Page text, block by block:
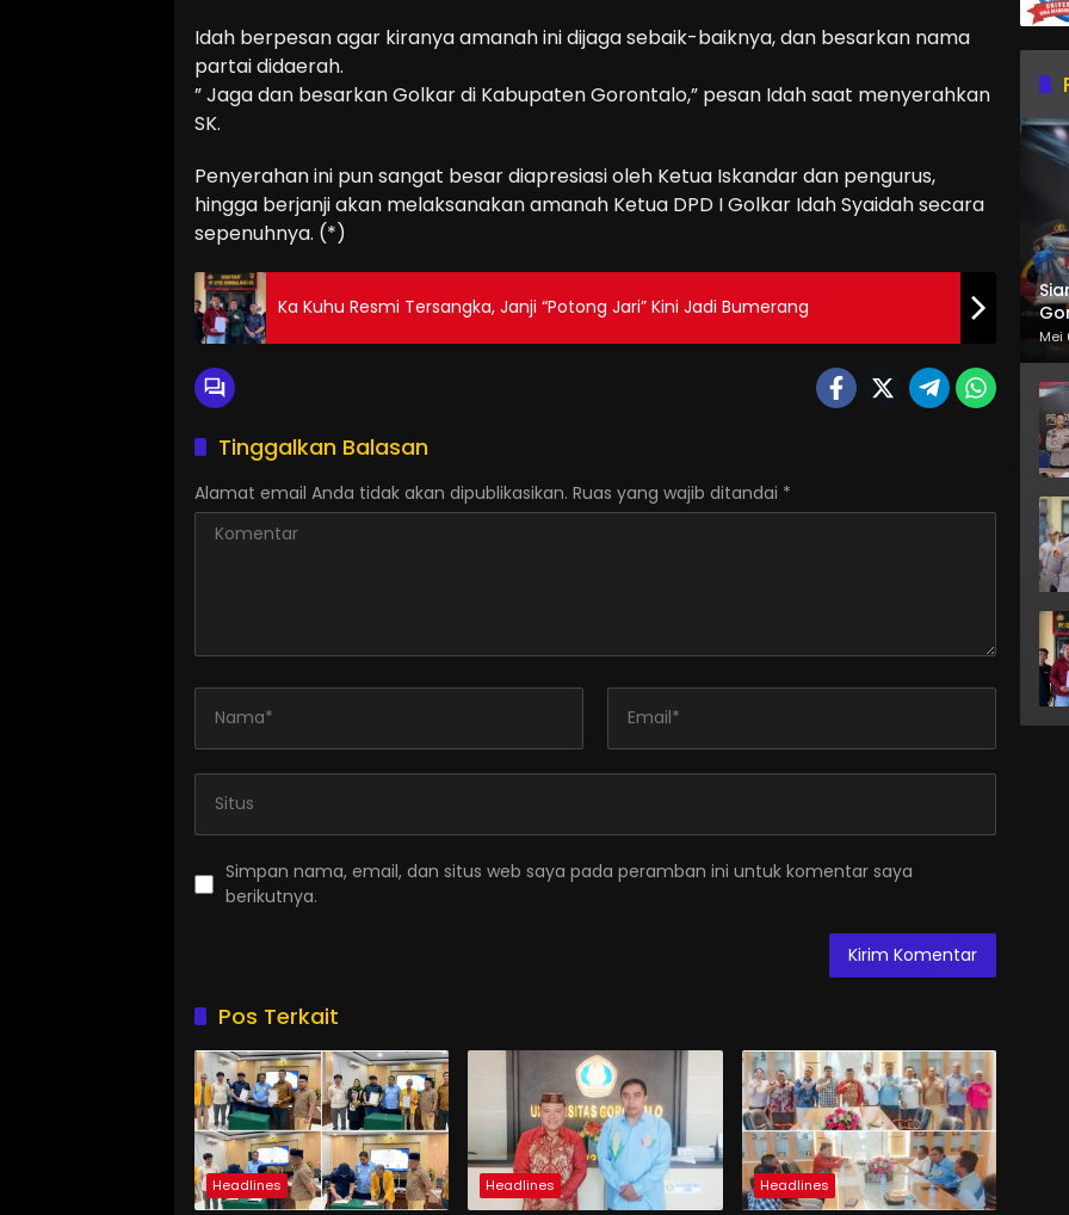
Idah berpesan agar kiranya amanah ini dijaga sebaik-baiknya, dan besarkan nama
partai didaerah.
” Jaga dan besarkan Golkar di Kabupaten Gorontalo,” pesan Idah saat menyerahkan
SK.
Penyerahan ini pun sangat besar diapresiasi oleh Ketua Iskandar dan pengurus,
hingga berjanji akan melaksanakan amanah Ketua DPD I Golkar Idah Syaidah secara
sepenuhnya. (*)
Ka Kuhu Resmi Tersangka, Janji “Potong Jari” Kini Jadi Bumerang
Tinggalkan Balasan
Alamat email Anda tidak akan dipublikasikan. Ruas yang wajib ditandai *
Simpan nama, email, dan situs web saya pada peramban ini untuk komentar saya
berikutnya.
Pos Terkait
Headlines Headlines Headlines
Mei